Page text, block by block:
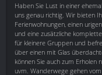
Haben Sie Lust in einer
uns genau richtig. Wir bieten
Ferienwohnungen, einen
und eine zusätzliche
für kleinere Gruppen und
über einen mit Glas
können Sie auch zum Erholen
uvm. Wanderwege gehen